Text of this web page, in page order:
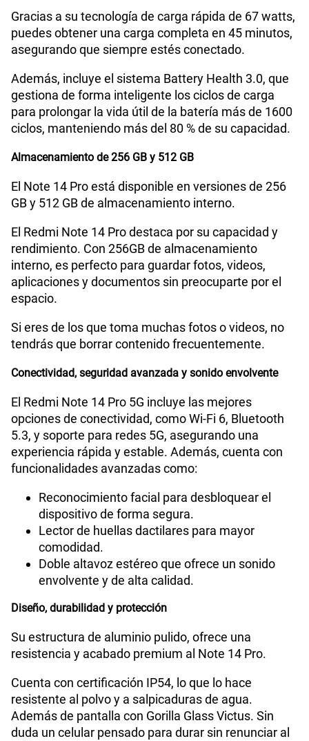
Gracias a su tecnología de carga rápida de 67 watts,
puedes obtener una carga completa en 45 minutos,
asegurando que siempre estés conectado.
Además, incluye el sistema Battery Health 3.0, que
gestiona de forma inteligente los ciclos de carga
para prolongar la vida útil de la batería más de 1600
ciclos, manteniendo más del 80 % de su capacidad.
Almacenamiento de 256 GB y 512 GB
El Note 14 Pro está disponible en versiones de 256
GB y 512 GB de almacenamiento interno.
El Redmi Note 14 Pro destaca por su capacidad y
rendimiento. Con 256GB de almacenamiento
interno, es perfecto para guardar fotos, videos,
aplicaciones y documentos sin preocuparte por el
espacio.
Si eres de los que toma muchas fotos o videos, no
tendrás que borrar contenido frecuentemente.
Conectividad, seguridad avanzada y sonido envolvente
El Redmi Note 14 Pro 5G incluye las mejores
opciones de conectividad, como Wi-Fi 6, Bluetooth
5.3, y soporte para redes 5G, asegurando una
experiencia rápida y estable. Además, cuenta con
funcionalidades avanzadas como:
Reconocimiento facial para desbloquear el
dispositivo de forma segura.
Lector de huellas dactilares para mayor
comodidad.
Doble altavoz estéreo que ofrece un sonido
envolvente y de alta calidad.
Diseño, durabilidad y protección
Su estructura de aluminio pulido, ofrece una
resistencia y acabado premium al Note 14 Pro.
Cuenta con certificación IP54, lo que lo hace
resistente al polvo y a salpicaduras de agua.
Además de pantalla con Gorilla Glass Victus. Sin
duda un celular pensado para durar sin renunciar al